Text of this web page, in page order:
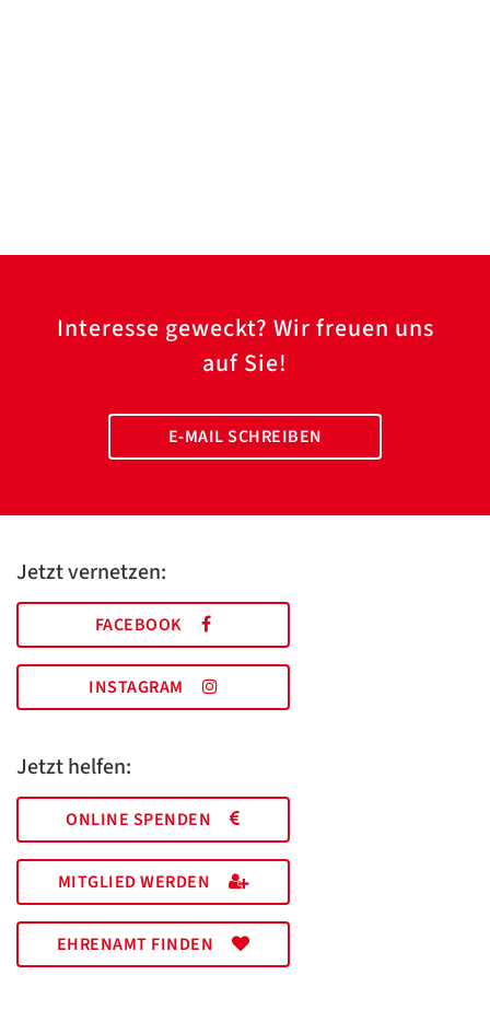
Interesse geweckt? Wir freuen uns
auf Sie!
E-MAIL SCHREIBEN
Jetzt vernetzen:
FACEBOOK
INSTAGRAM
Jetzt helfen:
ONLINE SPENDEN
MITGLIED WERDEN
EHRENAMT FINDEN